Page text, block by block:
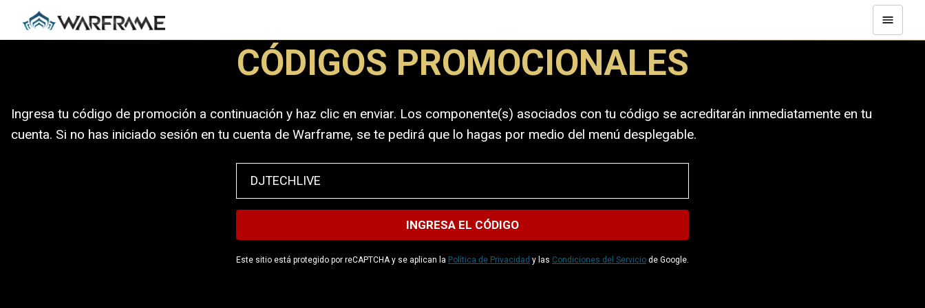
CÓDIGOS PROMOCIONALES
Ingresa tu código de promoción a continuación y haz clic en enviar. Los componente(s) asociados con tu código se acreditarán inmediatamente en tu
cuenta. Si no has iniciado sesión en tu cuenta de Warframe, se te pedirá que lo hagas por medio del menú desplegable.
Este sitio está protegido por reCAPTCHA y se aplican la Política de Privacidad y las Condiciones del Servicio de Google.